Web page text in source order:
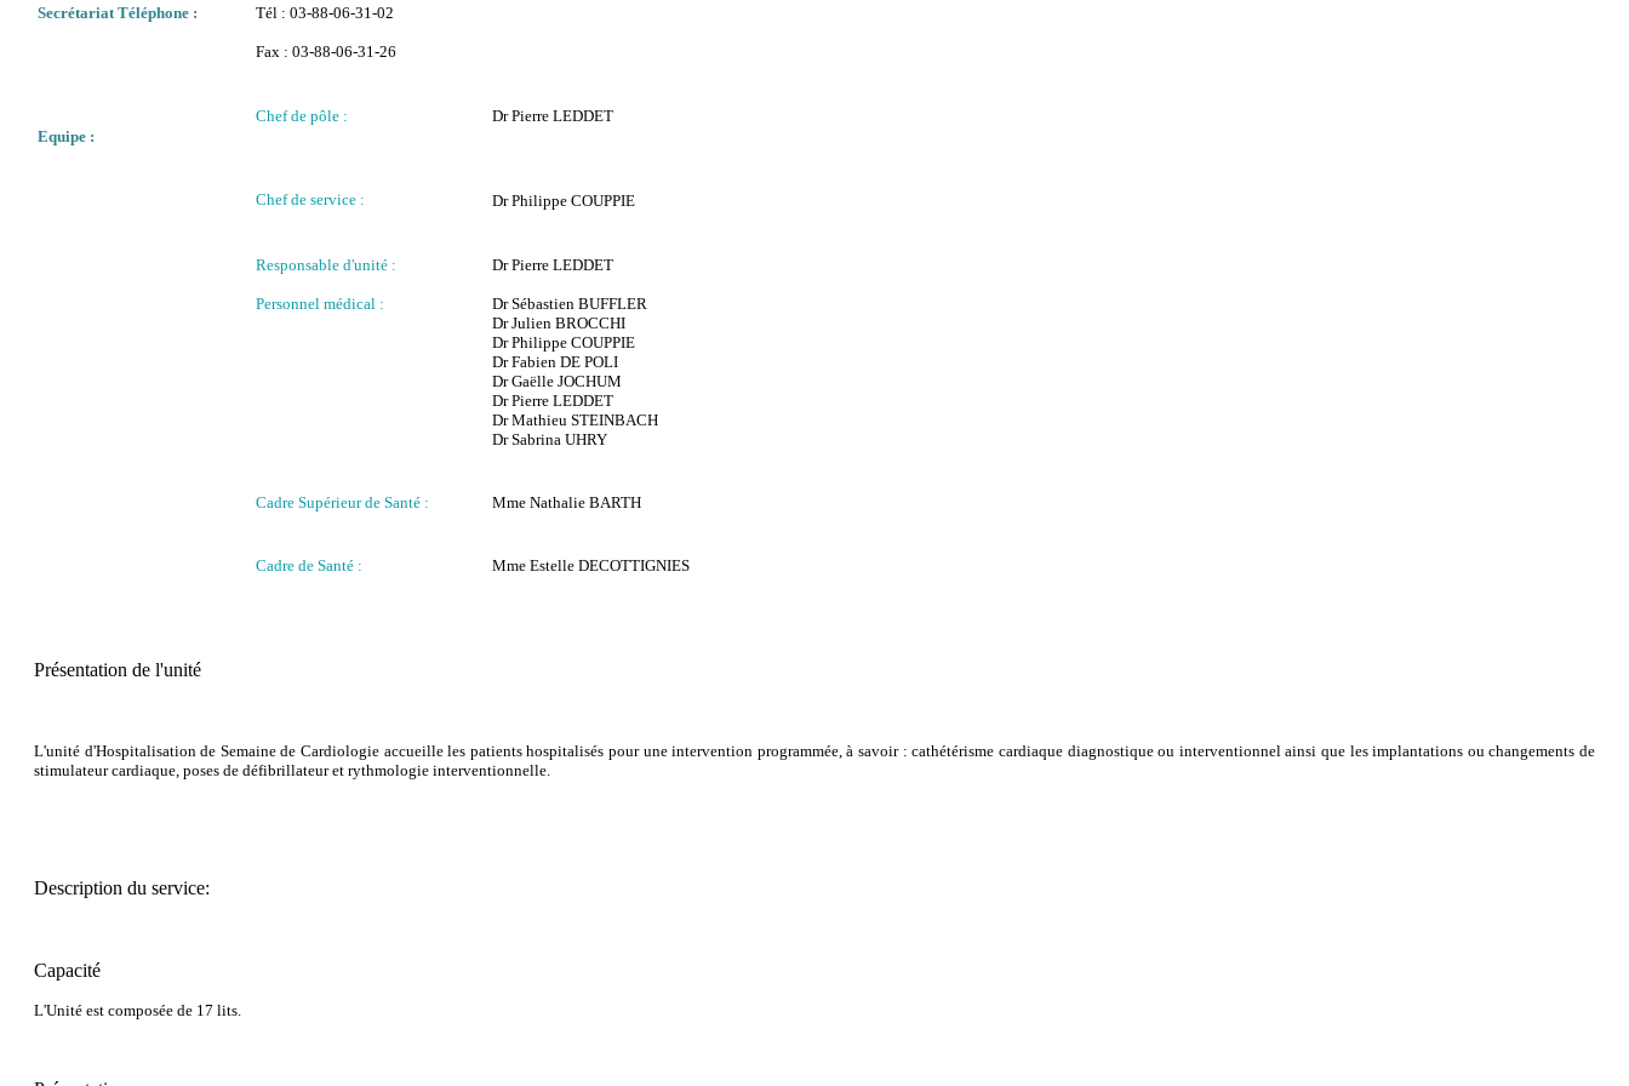
Secrétariat Téléphone : Tél : 03-88-06-31-02
Fax : 03-88-06-31-26
Equipe :
Chef de pôle : Dr Pierre LEDDET
Chef de service : Dr Philippe COUPPIE
Responsable d'unité :
Personnel médical :
Dr Pierre LEDDET
Dr Sébastien BUFFLER
Dr Julien BROCCHI
Dr Philippe COUPPIE
Dr Fabien DE POLI
Dr Gaëlle JOCHUM
Dr Pierre LEDDET
Dr Mathieu STEINBACH
Dr Sabrina UHRY
Cadre Supérieur de Santé : Mme Nathalie BARTH
Cadre de Santé : Mme Estelle DECOTTIGNIES
Présentation de l'unité
L'unité d'Hospitalisation de Semaine de Cardiologie accueille les patients hospitalisés pour une intervention programmée, à savoir : cathétérisme cardiaque diagnostique ou interventionnel ainsi que les implantations ou changements de
stimulateur cardiaque, poses de défibrillateur et rythmologie interventionnelle.
Description du service:
Capacité
L'Unité est composée de 17 lits.